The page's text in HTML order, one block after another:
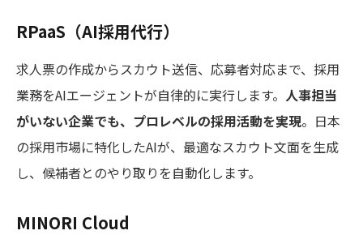
RPaaS（AI採用代行）
求人票の作成からスカウト送信、応募者対応まで、採用
業務をAIエージェントが自律的に実行します。 人事担当
がいない企業でも、プロレベルの採用活動を実現。日本
の採用市場に特化したAIが、最適なスカウト文面を生成
し、候補者とのやり取りを自動化します。
MINORI Cloud